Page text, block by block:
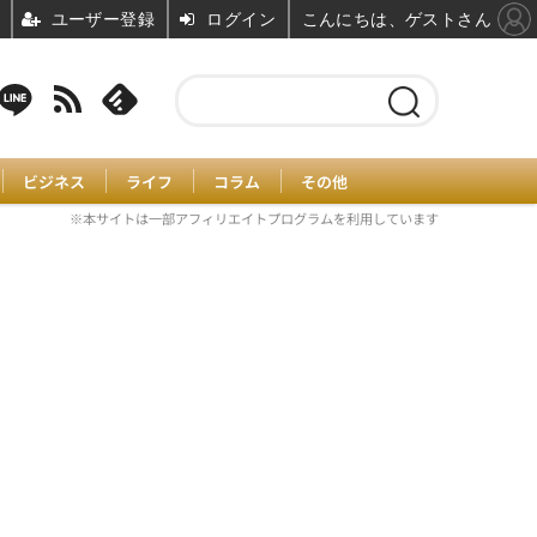
ビジネス ライフ コラム その他
※本サイトは一部アフィリエイトプログラムを利用しています
ユーザー登録 ログイン こんにちは、ゲストさん